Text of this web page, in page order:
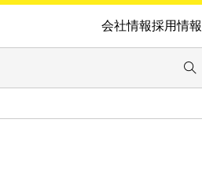
会社情報採用情報